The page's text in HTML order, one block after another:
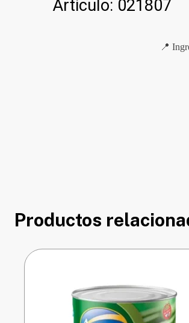
Articulo: 021807
📍
Productos